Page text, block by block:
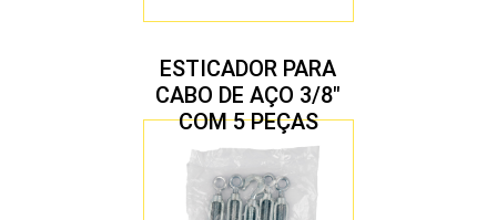
ESTICADOR PARA
CABO DE AÇO 3/8″
COM 5 PEÇAS